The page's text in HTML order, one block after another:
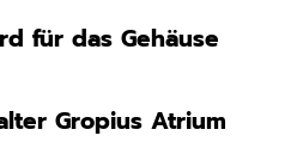
für das Gehäuse
Gropius Atrium